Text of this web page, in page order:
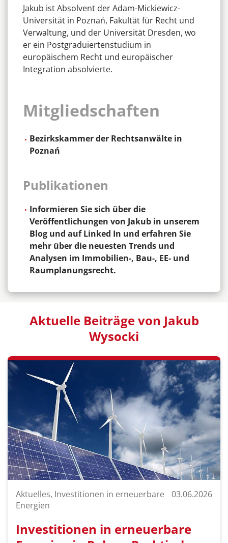
Jakub ist Absolvent der Adam-Mickiewicz-
Universität in Poznań, Fakultät für Recht und
Verwaltung, und der Universität Dresden, wo
er ein Postgraduiertenstudium in
europäischem Recht und europäischer
Integration absolvierte.
Mitgliedschaften
Bezirkskammer der Rechtsanwälte in
Poznań
Publikationen
Informieren Sie sich über die
Veröffentlichungen von Jakub in unserem
Blog und auf Linked In und erfahren Sie
mehr über die neuesten Trends und
Analysen im Immobilien-, Bau-, EE- und
Raumplanungsrecht.
Aktuelle Beiträge von Jakub
Wysocki
Aktuelles, Investitionen in erneuerbare
Energien
03.06.2026
Investitionen in erneuerbare